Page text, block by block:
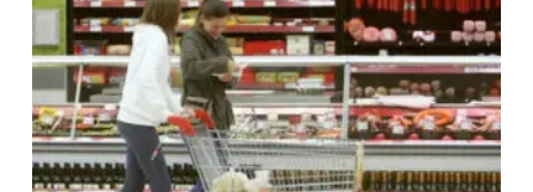
KULTÚRA
FOTKY
VIDEO
MIX